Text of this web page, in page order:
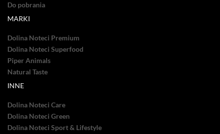
Do pobrania
MARKI
Dolina Noteci Premium
Dolina Noteci Superfood
Piper Animals
Natural Taste
INNE
Dolina Noteci Care
Dolina Noteci Green
Dolina Noteci Sport & Lifestyle